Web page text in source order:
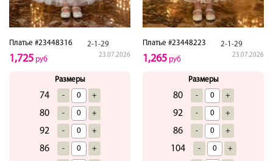
Платье #23448316 2-1-29
23.07.2026
1,725 руб
Размеры
74 - +
80 - +
92 - +
86 - +
Платье #23448223 2-1-29
23.07.2026
1,265 руб
Размеры
80 - +
92 - +
86 - +
104 - +